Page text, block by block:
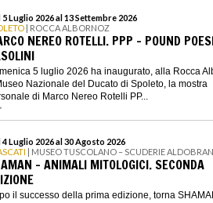
5 Luglio 2026 al 13 Settembre 2026
| ROCCA ALBORNOZ
NEREO ROTELLI. PPP – POUND
5 luglio 2026 ha inaugurato, alla Rocca
Nazionale del Ducato di Spoleto, la mostra
di Marco Nereo Rotelli PP...
4 Luglio 2026 al 30 Agosto 2026
| MUSEO TUSCOLANO – SCUDERIE
- ANIMALI MITOLOGICI. SECONDA
il successo della prima edizione, torna